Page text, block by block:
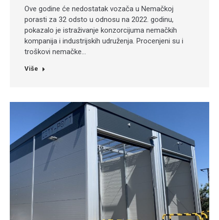
Ove godine će nedostatak vozača u Nemačkoj
porasti za 32 odsto u odnosu na 2022. godinu,
pokazalo je istraživanje konzorcijuma nemačkih
kompanija i industrijskih udruženja. Procenjeni su i
troškovi nemačke…
Više